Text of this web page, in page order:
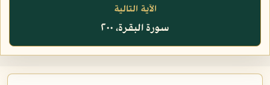
الآية التالية
سورة البقرة، ٢٠٠